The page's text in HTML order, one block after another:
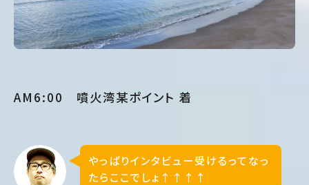
AM6:00 噴火湾某ポイント 着
やっぱりインタビュー受けるってなっ
たらここでしょ↑↑↑↑